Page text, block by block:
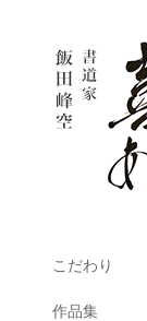
こだわり
作品集